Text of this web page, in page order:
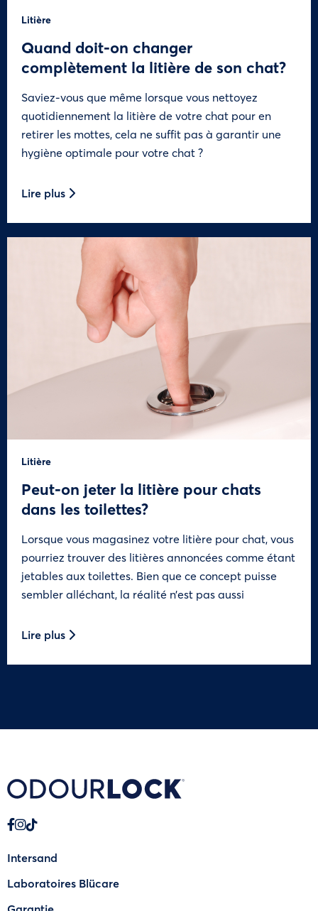
Litière
Quand doit-on changer
complètement la litière de son chat?
Saviez-vous que même lorsque vous nettoyez
quotidiennement la litière de votre chat pour en
retirer les mottes, cela ne suffit pas à garantir une
hygiène optimale pour votre chat ?
Lire plus
Litière
Peut-on jeter la litière pour chats
dans les toilettes?
Lorsque vous magasinez votre litière pour chat, vous
pourriez trouver des litières annoncées comme étant
jetables aux toilettes. Bien que ce concept puisse
sembler alléchant, la réalité n’est pas aussi
Lire plus
Intersand
Laboratoires Blücare